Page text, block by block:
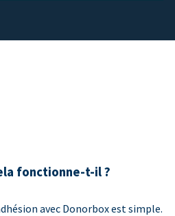
fonctionne-t-il ?
avec Donorbox est simple.